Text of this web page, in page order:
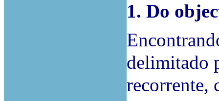
1. Do
delimitado
recorrente,